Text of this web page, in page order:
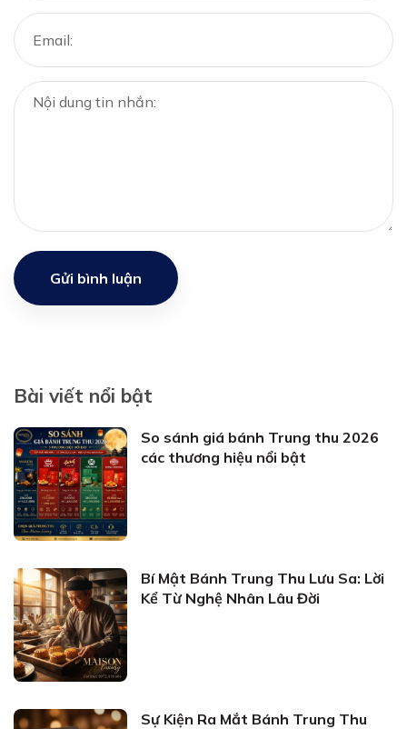
Gửi bình luận
Bài viết nổi bật
So sánh giá bánh Trung thu 2026
các thương hiệu nổi bật
Bí Mật Bánh Trung Thu Lưu Sa: Lời
Kể Từ Nghệ Nhân Lâu Đời
Sự Kiện Ra Mắt Bánh Trung Thu